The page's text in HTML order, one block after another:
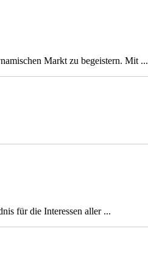
Markt zu begeistern. Mit ...
für die Interessen aller ...